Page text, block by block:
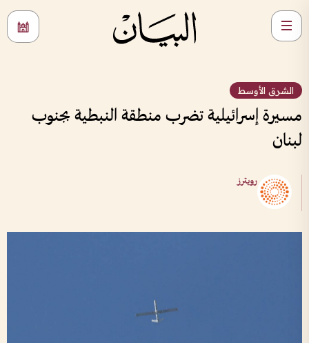
الشرق الأوسط
مسيرة إسرائيلية تضرب منطقة النبطية بجنوب
لبنان
رويترز